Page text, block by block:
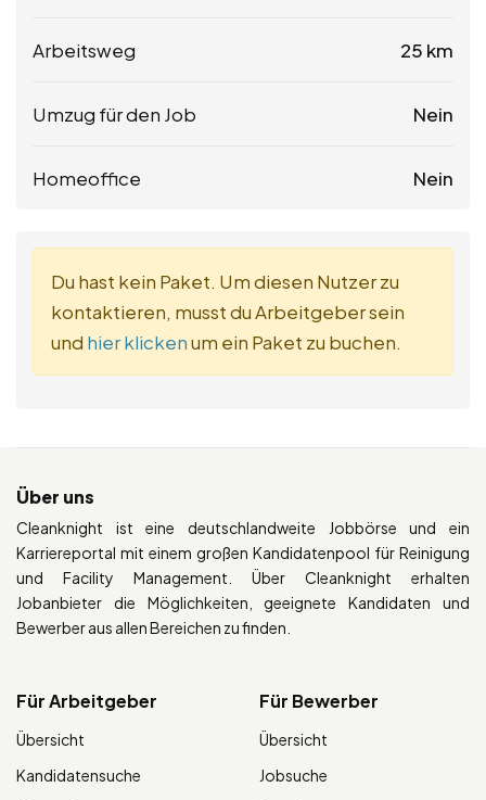
Arbeitsweg 25 km
Umzug für den Job Nein
Homeoffice Nein
Du hast kein Paket. Um diesen Nutzer zu
kontaktieren, musst du Arbeitgeber sein
und hier klickenum ein Paket zu buchen.
Über uns
Cleanknight ist eine deutschlandweite Jobbörse und ein
Karriereportal mit einem großen Kandidatenpool für Reinigung
und Facility Management. Über Cleanknight erhalten
Jobanbieter die Möglichkeiten, geeignete Kandidaten und
Bewerber aus allen Bereichen zu finden.
Für Arbeitgeber
Übersicht
Kandidatensuche
Für Bewerber
Übersicht
Jobsuche